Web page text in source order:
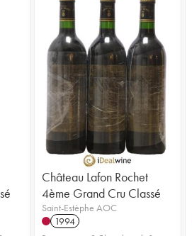
Château Lafon Rochet
4ème Grand Cru Classé
Saint-Estèphe AOC
1994